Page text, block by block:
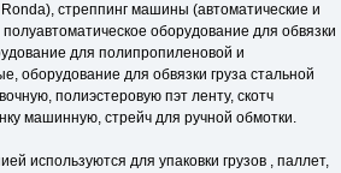
стреппинг машины (автоматические и
оборудование для обвязки
для полипропиленовой и
оборудование для обвязки груза стальной
полиэстеровую пэт ленту, скотч
машинную, стрейч для ручной обмотки.
используются для упаковки грузов , паллет,